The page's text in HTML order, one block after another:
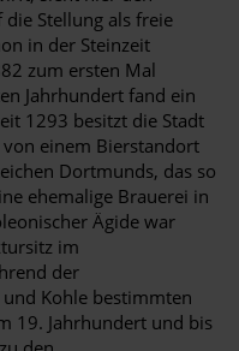
die Stellung als freie
in der Steinzeit
zum ersten Mal
Jahrhundert fand ein
1293 besitzt die Stadt
einem Bierstandort
Dortmunds, das so
ehemalige Brauerei in
Ägide war
im
der
Kohle bestimmten
19. Jahrhundert und bis